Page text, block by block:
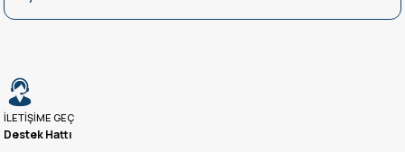
İLETİŞİME GEÇ
Destek Hattı